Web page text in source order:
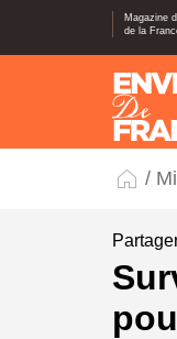
Magazine
de la
/